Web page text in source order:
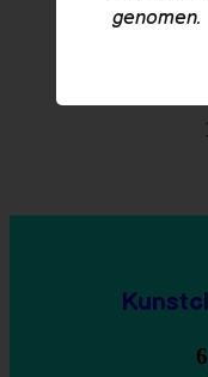
genomen.